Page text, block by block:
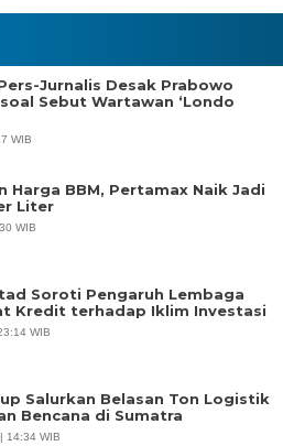
Jurnalis Desak Prabowo
Sebut Wartawan ‘Londo
WIB
Harga BBM, Pertamax Naik Jadi
Liter
WIB
Soroti Pengaruh Lembaga
Kredit terhadap Iklim Investasi
WIB
Salurkan Belasan Ton Logistik
Bencana di Sumatra
14:34 WIB